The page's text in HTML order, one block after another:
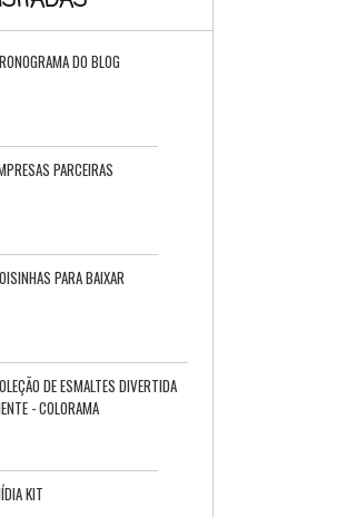
DO BLOG
PARCEIRAS
PARA BAIXAR
DE ESMALTES DIVERTIDA
- COLORAMA
KIT